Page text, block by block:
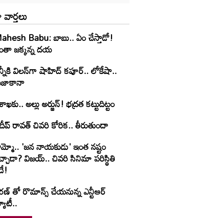
Babu: బాబు.. ఏం చేస్తాడో!
జ‌క్క‌న్న ద‌య‌
విలన్‌గా షాహిద్ కపూర్.. లోకేషా..
అల్లు అర్జున్! భద్రత కట్టుదిట్టం
రావత్ చివరి కోరిక.. తీరుతుందా
'జ‌న నాయ‌కుడు' ఇంత నష్టం
విజయ్.. చివరి సినిమా పరిస్థితి
తో రొమాన్స్ చేయనున్న ఎన్టీఆర్